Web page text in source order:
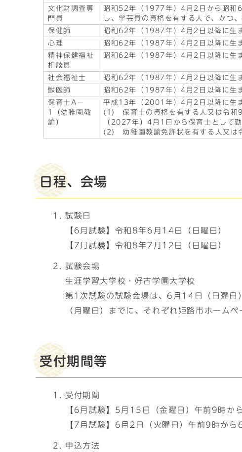
文化財調査専
門員
昭和52年（1977年）4月2日から昭和
し、学芸員の資格を有する人で、かつ
保健師
昭和62年（1987年）4月2日以降に生
心理
昭和62年（1987年）4月2日以降に生
精神保健福祉
相談員
昭和62年（1987年）4月2日以降に生
社会福祉士
昭和62年（1987年）4月2日以降に生
獣医師
昭和62年（1987年）4月2日以降に生
保育士A－
1（幼稚園教
諭）
平成13年（2001年）4月2日以降に生
(1) 保育士の資格を有する人又は令和
（2027年）4月1日から保育士として勤
(2) 幼稚園教諭免許状を有する人又は
日程、会場
試験日
【6月試験】令和8年6月14日（日曜日）
【7月試験】令和8年7月12日（日曜日）
試験会場
生涯学習大学校・好古学園大学校
第1次試験の試験会場は、6月14日（日曜日
（月曜日）までに、それぞれ姫路市ホームペ
受付期間等
受付期間
【6月試験】5月15日（金曜日）午前9時か
【7月試験】6月2日（火曜日）午前9時か
申込方法